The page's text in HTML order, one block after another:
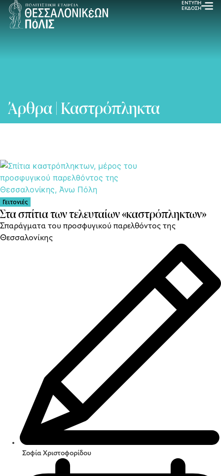
ΕΝΤΥΠΗ
ΕΚΔΟΣΗ
Άρθρα | Καστρόπληκτα
Γειτονιές
Στα σπίτια των τελευταίων «καστρόπληκτων»
Σπαράγματα του προσφυγικού παρελθόντος της
Θεσσαλονίκης
Σοφία Χριστοφορίδου